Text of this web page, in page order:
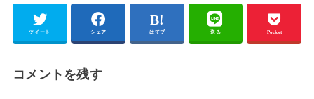
ツイート シェア はてブ 送る Pocket
コメントを残す